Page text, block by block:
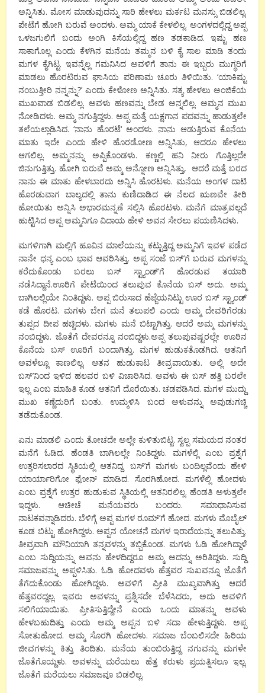
ಅನ್ನಿಸಿತು.ಮೋಸ ಮಾಡುವುದನ್ನು ಸಾರಿ ಹೇಳಲು ಮರ್ಕಟ ಮನಸ್ಸು ಬಿಡಲಿಲ್ಲ.
ಪೇಟೆಗೆ ಹೋಗಿ ಬರುವೆ ಅಂದಳು.ಅಮ್ಮ ಯಾಕೆ ಕೇಳಲಿಲ್ಲ. ಅಂಗಳದಲ್ಲಿದ್ದ ಅಪ್ಪ
ಒಳಜಗುಲಿಗೆ
ಬಂದು ಅಂಗಿ ಕಿಸೆಯಲ್ಲಿದ್ದ ಹಣ ತಡಕಾಡಿದ.ಇಷ್ಟು
ಹಣ
ಸಾಕಾಗೊಲ್ಲ ಎಂದು ಕೆಳಗಿನ ಮನೆಯ ತಮ್ಮನ ಬಳಿ ಕೈ ಸಾಲ ಮಾಡಿ ತಂದು
ಮಗಳ ಕೈಗಿಟ್ಟ.ಇವನ್ನೆಲ್ಲ ಗಮನಿಸಿದ ಅವಳಿಗೆ ತಾನು ಈ ಇಬ್ಬರು ಮುಗ್ಧರಿಗೆ
ಮಾಡಲು ಹೊರಟಿರುವ ಘಾಸಿಯ ಪರಿಣಾಮ ಚೂರು ತಿಳಿಯಿತು. ‘ಯಾಕಿಷ್ಟು
ನಂಬುತ್ತೀರಿ ನನ್ನನ್ನು?’ಎಂದು ಕೇಳೋಣ ಅನ್ನಿಸಿತು. ಸತ್ಯ ಹೇಳಲು ಅಂಜಿಕೆಯ
ಮುಖವಾಡ ಬಿಡಲಿಲ್ಲ. ಅವಳು ಹಣವನ್ನು ಬೇಡ ಅನ್ನಲಿಲ್ಲ.ಅಮ್ಮನ ಮುಖ
ನೋಡಿದಳು.ಅಮ್ಮ ನಗುತ್ತಿದ್ದಳು. ಅಪ್ಪ ಮತ್ತೆ ಯಕ್ಷಗಾನ ಪದವನ್ನು ಹಾಡುತ್ತಲೇ
ತಲೆಯಲ್ಲಾಡಿಸಿದ. ‘ನಾನು ಹೊರಟೆ‘ ಅಂದಳು.ನಾನು ಆಡುತ್ತಿರುವ ಕೊನೆಯ
ಮಾತು ಇದೇ ಎಂದು ಹೇಳಿ ಹೊರಡೋಣ ಅನ್ನಿಸಿತು, ಆದರೂ ಹೇಳಲು
ಆಗಲಿಲ್ಲ.ಅಮ್ಮನನ್ನು ಅಪ್ಪಿಕೊಂಡಳು. ಕಣ್ಣಲ್ಲಿ ಹನಿ ನೀರು
ಗೊತ್ತಿಲ್ಲದೇ
ಜಿನುಗುತ್ತಿತ್ತು. ಹೋಗಿ ಬರುವೆ ಅಮ್ಮ ಅನ್ನೋಣ ಅನ್ನಿಸಿತ್ತು, ಆದರೆ ಮತ್ತೆ ಬರದ
ನಾನು ಈ ಮಾತು ಹೇಳಬಾರದು ಅನ್ನಿಸಿ ಹೊರಟಳು.ಮನೆಯ ಅಂಗಳ ದಾಟಿ
ಹೊರಡುವಾಗ ಬಾಲ್ಯದಲ್ಲಿ ತಾನು ಕುಣಿದಾಡಿದ ಈ ನೆಲದ ಋಣವೇ ತೀರಿ
ಹೋಯಿತು ಅನ್ನಿಸಿ ಅಭಾರಮನ್ನಣೆ ಸಲ್ಲಿಸಿ ಹೊರಟಳು.ಮನೆಗೆ ಮಾತ್ರವಲ್ಲದೆ
ಹುಟ್ಟಿಸಿದ ಅಪ್ಪ ಅಮ್ಮನಿಗೂ ವಿದಾಯ ಹೇಳಿ ಅವನ ಸೇರಲು ಪಯಣಿಸಿದಳು.
ಮಗಳಿಗಾಗಿ ಮಲ್ಲಿಗೆ ಹೂವಿನ ಮಾಲೆಯನ್ನು ಕಟ್ಟುತ್ತಿದ್ದ ಅಮ್ಮನಿಗೆ ಇವಳ ಪಡೆದ
ನಾನೇ ಧನ್ಯ ಎಂಬ ಭಾವ ಆವರಿಸಿತ್ತು. ಅಪ್ಪ ಸಂಜೆ ಬಸ್’ಗೆ ಬರುವ ಮಗಳನ್ನು
ಕರೆದುಕೊಂಡು ಬರಲು ಬಸ್ ಸ್ಟ್ಯಾಂಡ್’ಗೆ ಹೊರಡುವ ತಯಾರಿ
ನಡೆಸಿದ್ದಾನೆ.ಊರಿಗೆ ಪೇಟೆಯಿಂದ ತಲುಪುವ ಕೊನೆಯ ಬಸ್ ಅದು. ಅಮ್ಮ
ಬಾಗಿಲಲ್ಲಿಯೇ ನಿಂತಿದ್ದಳು. ಅಪ್ಪ ಬಿರುಸಾದ ಹೆಜ್ಜೆಯನಿಟ್ಟು ಊರ ಬಸ್ ಸ್ಟ್ಯಾಂಡ್
ಕಡೆ ಹೊರಟ. ಮಗಳು ಬೇಗ ಮನೆ ತಲುಪಲಿ ಎಂದು ಅಮ್ಮ ದೇವರಿಗೆರಡು
ತುಪ್ಪದ ದೀಪ ಹಚ್ಚಿದಳು. ಮಗಳು ಮನೆ ಬಿಟ್ಟಾಗಿತ್ತು. ಆದರೆ ಅಮ್ಮ ಮಗಳನ್ನು
ನಂಬಿದ್ದಳು. ಜೊತೆಗೆ ದೇವರನ್ನೂ ನಂಬಿದ್ದಳು.ಅಪ್ಪ ತಲುಪುವಷ್ಟರಲ್ಲೇ ಊರಿನ
ಕೊನೆಯ ಬಸ್ ಊರಿಗೆ ಬಂದಾಗಿತ್ತು. ಮಗಳ ಹುಡುಕತೊಡಗಿದ. ಆತನಿಗೆ
ಅವಳೆಲ್ಲೂ ಕಾಣಲಿಲ್ಲ. ಆತನ ಹುಡುಕಾಟ ತೀವ್ರವಾಯಿತು. ಅಲ್ಲಿ ಅದೇ
ಬಸ್’ನಿಂದ ಇಳಿದ ಹಲವರ ಬಳಿ ವಿಚಾರಿಸಿದ. ಅವಳು ಈ ಬಸ್ ಹತ್ತಿ ಬರಲೇ
ಇಲ್ಲ ಎಂಬ ಮಾಹಿತಿ ಕೂಡ ಆತನಿಗೆ ದೊರೆಯಿತು. ಚಡಪಡಿಸಿದ. ಮಗಳ ಮುದ್ದು
ಮುಖ ಕಣ್ಣೆದುರಿಗೆ ಬಂತು. ಉಮ್ಮಳಿಸಿ ಬಂದ ಅಳುವನ್ನು ಅವುಡುಗಚ್ಚಿ
ತಡೆದುಕೊಂಡ.
ಏನು ಮಾಡಲಿ ಎಂದು ತೋಚದೇ ಅಲ್ಲೇ ಕುಳಿತುಬಿಟ್ಟ. ಸ್ವಲ್ಪ ಸಮಯದ ನಂತರ
ಮನೆಗೆ ಓಡಿದ. ಹೆಂಡತಿ ಬಾಗಿಲಲ್ಲೇ ನಿಂತಿದ್ದಳು. ಮಗಳೆಲ್ಲಿ ಎಂಬ ಪ್ರಶ್ನೆಗೆ
ಉತ್ತರಿಸಲಾರದ ಸ್ಥಿತಿಯಲ್ಲಿ ಆತನಿದ್ದ. ಬಸ್’ಗೆ ಮಗಳು ಬಂದಿಲ್ಲವೆಂದು ಹೇಳಿ
ಯಾರ್ಯಾರಿಗೋ ಫೋನ್ ಮಾಡಿದ. ಸೊರಗಿಹೋದ. ಮಗಳೆಲ್ಲಿ ಹೋದಳು
ಎಂಬ ಪ್ರಶ್ನೆಗೆ ಉತ್ತರ ಹುಡುಕುವ ಸ್ಥಿತಿಯಲ್ಲಿ ಆತನಿರಲಿಲ್ಲ. ಹೆಂಡತಿ ಅಳುತ್ತಲೇ
ಇದ್ದಳು. ಆಚೀಚೆ ಮನೆಯವರು ಬಂದರು. ಸಮಾಧಾನಿಸುವ
ನಾಟಕವನ್ನಾಡಿದರು. ಬೆಳಿಗ್ಗೆ ಅಪ್ಪ ಮಗಳ ರೂಮ್’ಗೆ ಹೋದ. ಮಗಳು ಮೊಬೈಲ್
ಕೂಡ ಬಿಟ್ಟು ಹೋಗಿದ್ದಳು. ಅಪ್ಪನ ಯೋಚನೆ ಮಗಳ ಇರಾದೆಯನ್ನು ತಲುಪಿತ್ತು.
ತೀವ್ರವಾಗಿ ಮೌನಿಯಾಗಿ ತನ್ನವಳನ್ನು ತಬ್ಬಿಕೊಂಡ. ಮಗಳು ಓಡಿ ಹೋಗಿದ್ದಾಳೆ
ಎಂಬ ಸುದ್ದಿಯನ್ನು ಅವನು ಹೇಳದಿದ್ದರೂ ಅಮ್ಮ ಅದನ್ನು ಅರಿತಿದ್ದಳು. ಸುದ್ದಿ
ಸಮಾಜವನ್ನು ಅಪ್ಪಳಿಸಿತು. ಓಡಿ ಹೋದವಳು ಹೆತ್ತವರ ಸುಖವನ್ನೂ ಜೊತೆಗೆ
ತೆಗೆದುಕೊಂಡು ಹೋಗಿದ್ದಳು. ಅವಳಿಗೆ ಪ್ರೀತಿ ಮುಖ್ಯವಾಗಿತ್ತು ಆದರೆ
ಹೆತ್ತವರದ್ದಲ್ಲ. ಇವರು ಅವಳನ್ನು ಪ್ರಶ್ನಿಸದೇ ಬೆಳೆಸಿದರು, ಅದು ಅವಳಿಗೆ
ಸಲಿಗೆಯಾಯಿತು. ಪ್ರೀತಿಸುತ್ತಿದ್ದೇನೆ ಎಂದು ಒಂದು ಮಾತನ್ನು ಅವಳು
ಹೇಳಬಹುದಿತ್ತು ಎಂದು ಅಮ್ಮ ಅಪ್ಪನ ಬಳಿ ಸದಾ ಹೇಳುತ್ತಿದ್ದಳು. ಅಪ್ಪ
ಸೋತುಹೋದ. ಅಮ್ಮ ಸೊರಗಿ ಹೋದಳು. ಸಮಾಜ ಬೆಂಬಲಿಸದೇ ಹಿರಿಯ
ಜೀವಗಳನ್ನು ಕಿತ್ತು ತಿಂದಿತು. ಮನೆಯ ತುಂಬಿರುತ್ತಿದ್ದ ನಗುವನ್ನು ಮಗಳೇ
ಜೊತೆಗೊಯ್ದಳು. ಅವಳನ್ನು ಮರೆಯಲು ಹೆತ್ತ ಕರುಳು ಪ್ರಯತ್ನಿಸಲೂ ಇಲ್ಲ.
ಜೊತೆಗೆ ಮರೆಯಲು ಸಮಾಜವೂ ಬಿಡಲಿಲ್ಲ.